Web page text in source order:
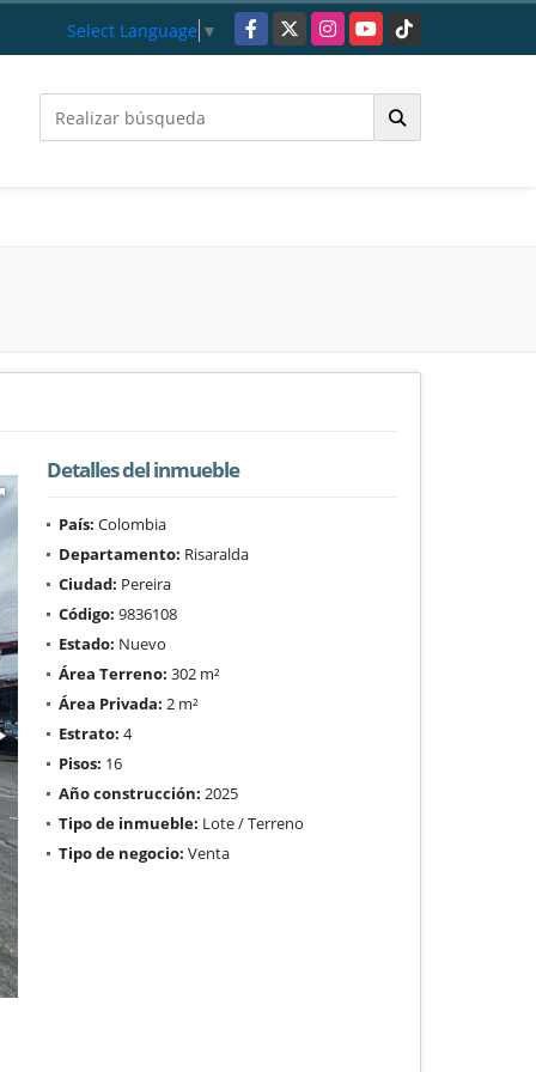
Select Language ▼ Facebook
X InstagramYouTubeTikTok
Detalles del inmueble
País: Colombia
Departamento: Risaralda
Ciudad: Pereira
Código: 9836108
Estado: Nuevo
Área Terreno: 302 m²
Área Privada: 2 m²
Estrato: 4
Pisos: 16
Año construcción: 2025
Tipo de inmueble: Lote / Terreno
Tipo de negocio: Venta